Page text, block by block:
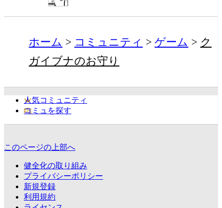
ホーム コミュニティ ゲーム
ク
ガイブナのお守り
人気コミュニティ
コミュを探す
このページの上部へ
健全化の取り組み
プライバシーポリシー
新規登録
利用規約